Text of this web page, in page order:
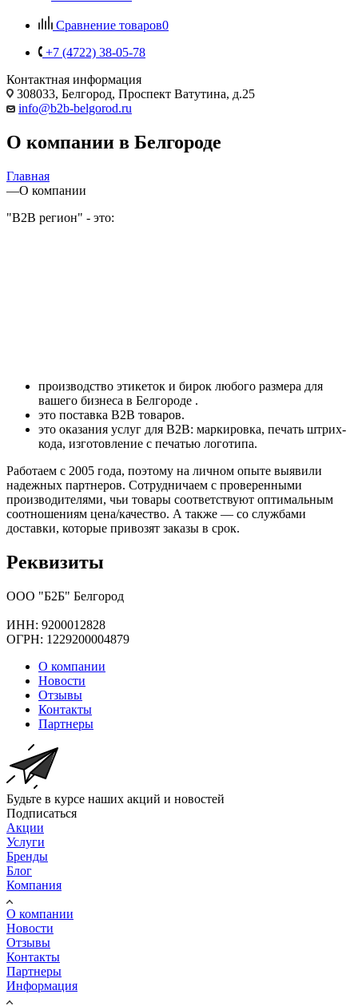
Сравнение товаров0
+7 (4722) 38-05-78
Контактная информация
308033, Белгород, Проспект Ватутина, д.25
info@b2b-belgorod.ru
О компании в Белгороде
Главная
—О компании
"B2B регион" - это:
производство этикеток и бирок любого размера для
вашего бизнеса в Белгороде .
это поставка B2B товаров.
это оказания услуг для B2B: маркировка, печать штрих-
кода, изготовление с печатью логотипа.
Работаем с 2005 года, поэтому на личном опыте выявили
надежных партнеров. Сотрудничаем с проверенными
производителями, чьи товары соответствуют оптимальным
соотношениям цена/качество. А также — со службами
доставки, которые привозят заказы в срок.
Реквизиты
ООО "Б2Б" Белгород
ИНН: 9200012828
ОГРН: 1229200004879
О компании
Новости
Отзывы
Контакты
Партнеры
Будьте в курсе наших акций и новостей
Подписаться
Акции
Услуги
Бренды
Блог
Компания
О компании
Новости
Отзывы
Контакты
Партнеры
Информация